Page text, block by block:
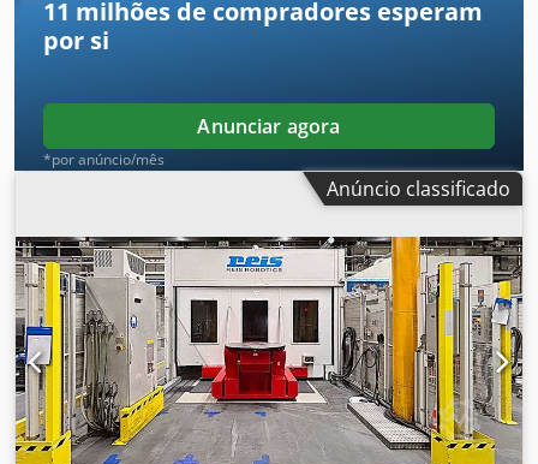
horas de operação: 1271h, tempo útil: aprox. 8h.
Documentação disponível. Visita no local possível.
11 milhões de compradores esperam
por si
Anunciar agora
*por anúncio/mês
Anúncio classificado